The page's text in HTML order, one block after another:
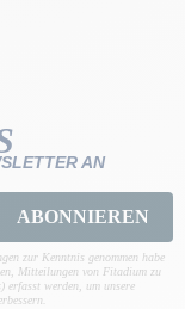
AN
ABONNIEREN
zur Kenntnis genommen habe
Mitteilungen von Fitadium zu
erfasst werden, um unsere